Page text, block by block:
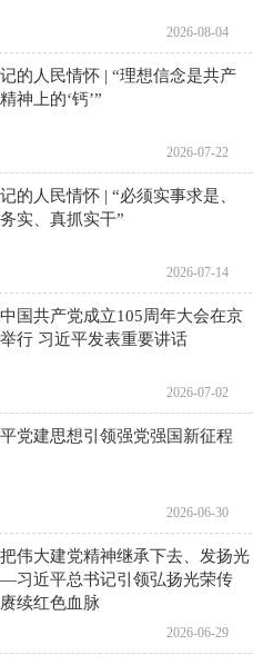
2026-08-04
的人民情怀 | “理想信念是共产
神上的‘钙’”
2026-07-22
的人民情怀 | “必须实事求是、
实、真抓实干”
2026-07-14
国共产党成立105周年大会在京
行 习近平发表重要讲话
2026-07-02
党建思想引领强党强国新征程
2026-06-30
伟大建党精神继承下去、发扬光
习近平总书记引领弘扬光荣传
续红色血脉
2026-06-29